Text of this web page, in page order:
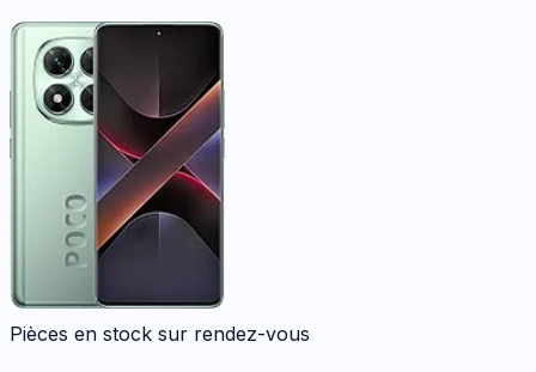
Pièces en stock sur rendez-vous